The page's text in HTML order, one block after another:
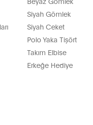
Siyah Gömlek
Siyah Ceket
Polo Yaka Tişört
Takım Elbise
Erkeğe Hediye